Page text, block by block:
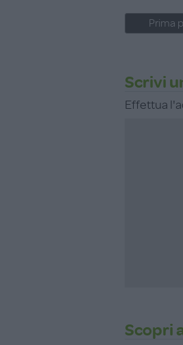
Prima
Scrivi
Effettua
Scopri